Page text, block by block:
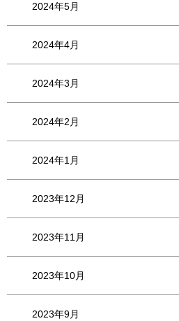
2024年5月
2024年4月
2024年3月
2024年2月
2024年1月
2023年12月
2023年11月
2023年10月
2023年9月